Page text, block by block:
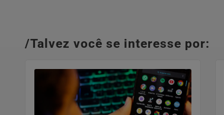
/Talvez você se interesse por: